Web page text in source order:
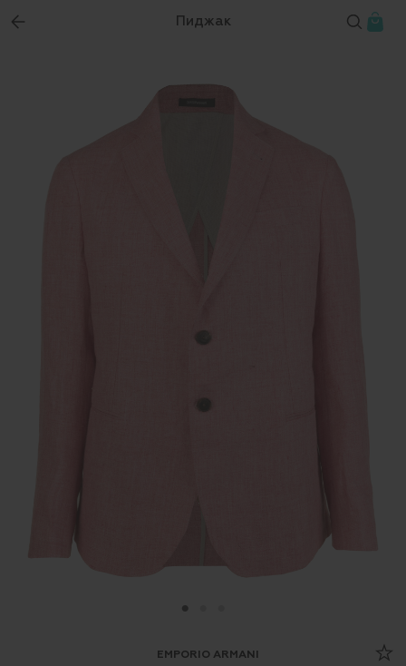
Пиджак
EMPORIO ARMANI